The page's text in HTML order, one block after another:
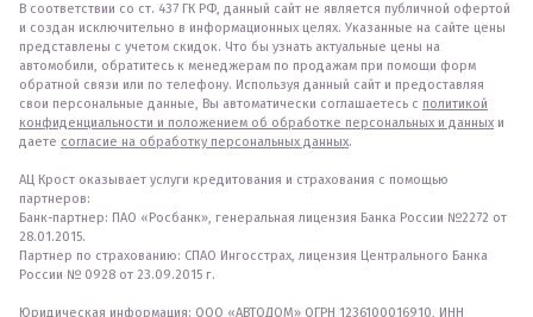
В соответствии со ст. 437 ГК РФ, данный сайт не является публичной офертой
и создан исключительно в информационных целях. Указанные на сайте цены
представлены с учетом скидок. Что бы узнать актуальные цены на
автомобили, обратитесь к менеджерам по продажам при помощи форм
обратной связи или по телефону. Используя данный сайт и предоставляя
свои персональные данные, Вы автоматически соглашаетесь с политикой
конфиденциальности и положением об обработке персональных и данных и
даете согласие на обработку персональных данных.
АЦ Крост оказывает услуги кредитования и страхования с помощью
партнеров:
Банк-партнер: ПАО «Росбанк», генеральная лицензия Банка России №2272 от
28.01.2015.
Партнер по страхованию: СПАО Ингосстрах, лицензия Центрального Банка
России № 0928 от 23.09.2015 г.
Юридическая информация: ООО «АВТОДОМ» ОГРН 1236100016910, ИНН